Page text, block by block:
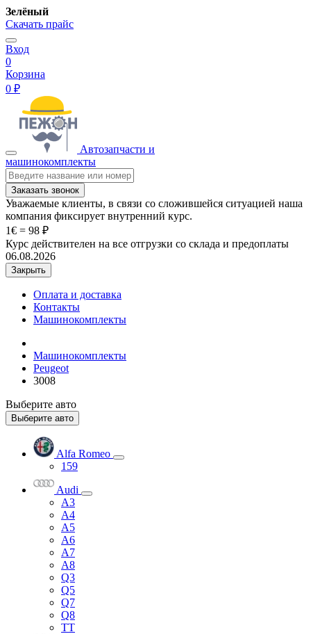
Зелёный
Скачать прайс
Вход
0
Корзина
0 ₽
Автозапчасти и
машинокомплекты
Заказать звонок
Уважаемые клиенты, в связи со сложившейся ситуацией наша
компания фиксирует внутренний курс.
1€ = 98 ₽
Курс действителен на все отгрузки со склада и предоплаты
06.08.2026
Закрыть
Оплата и доставка
Контакты
Машинокомплекты
Машинокомплекты
Peugeot
3008
Выберите авто
Выберите авто
Alfa Romeo
159
Audi
A3
A4
A5
A6
A7
A8
Q3
Q5
Q7
Q8
TT